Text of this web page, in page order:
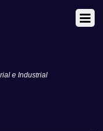
e Industrial